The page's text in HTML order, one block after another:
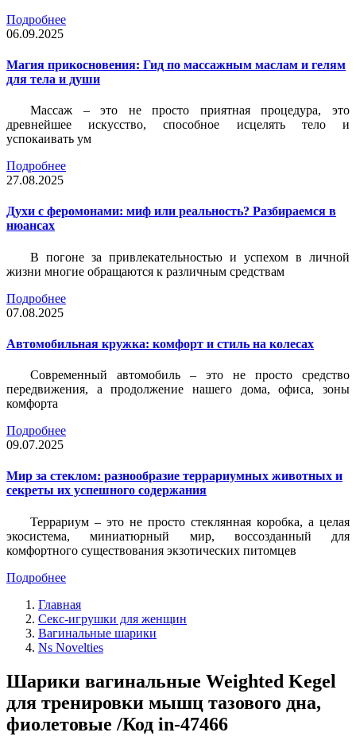
Подробнее
06.09.2025
Магия прикосновения: Гид по массажным маслам и гелям
для тела и души
Массаж – это не просто приятная процедура, это
древнейшее искусство, способное исцелять тело и
успокаивать ум
Подробнее
27.08.2025
Духи с феромонами: миф или реальность? Разбираемся в
нюансах
В погоне за привлекательностью и успехом в личной
жизни многие обращаются к различным средствам
Подробнее
07.08.2025
Автомобильная кружка: комфорт и стиль на колесах
Современный автомобиль – это не просто средство
передвижения, а продолжение нашего дома, офиса, зоны
комфорта
Подробнее
09.07.2025
Мир за стеклом: разнообразие террариумных животных и
секреты их успешного содержания
Террариум – это не просто стеклянная коробка, а целая
экосистема, миниатюрный мир, воссозданный для
комфортного существования экзотических питомцев
Подробнее
Главная
Секс-игрушки для женщин
Вагинальные шарики
Ns Novelties
Шарики вагинальные Weighted Kegel
для тренировки мышц тазового дна,
фиолетовые /Код in-47466